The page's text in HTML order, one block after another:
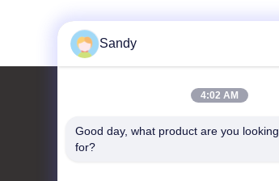
Hubungi kami
Sandy
4:02 AM
Good day, what product are you looking
for?